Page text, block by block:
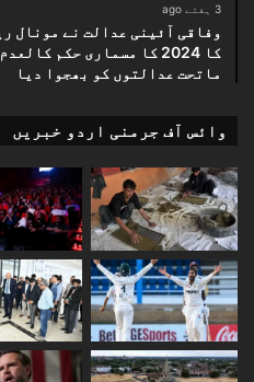
3 ہفتے ago
وفاقی آئینی عدالت نے مونال
کا 2024 کا مسماری حکم
ماتحت عدالتوں کو بھجوا دیا
وائس آف جرمنی اردو خبریں